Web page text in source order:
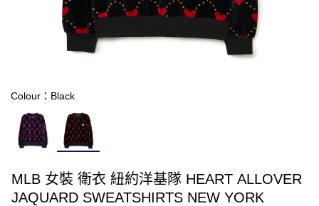
Colour：Black
MLB 女裝 衛衣 紐約洋基隊 HEART ALLOVER
JAQUARD SWEATSHIRTS NEW YORK